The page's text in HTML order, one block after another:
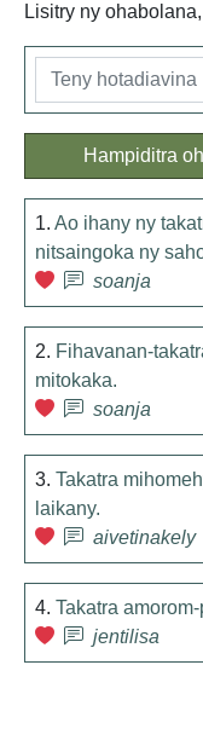
Lisitry ny
Hampiditra
1. Ao ihany ny
nitsaingoka ny
soanja
2. Fihavanan-
mitokaka.
soanja
3. Takatra
laikany.
aivetinakely
4. Takatra
jentilisa